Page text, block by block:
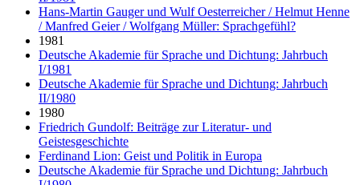
Hans-Martin Gauger und Wulf Oesterreicher / Helmut Henne
/ Manfred Geier / Wolfgang Müller: Sprachgefühl?
1981
Deutsche Akademie für Sprache und Dichtung: Jahrbuch
I/1981
Deutsche Akademie für Sprache und Dichtung: Jahrbuch
II/1980
1980
Friedrich Gundolf: Beiträge zur Literatur- und
Geistesgeschichte
Ferdinand Lion: Geist und Politik in Europa
Deutsche Akademie für Sprache und Dichtung: Jahrbuch